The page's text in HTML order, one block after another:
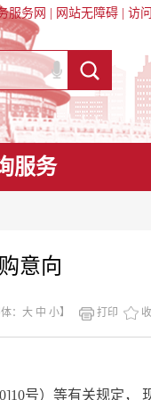
服务网 网站无障碍 访
服务
意向
： 大 中 小】 打印
号）等有关规定，